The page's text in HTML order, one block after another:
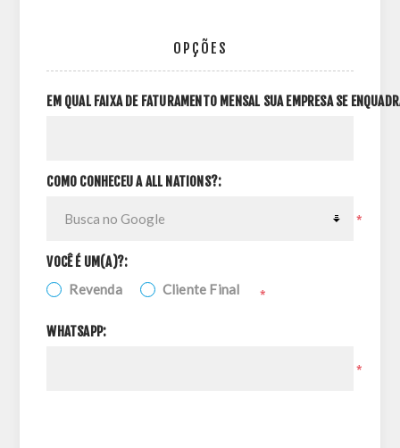
OPÇÕES
EM QUAL FAIXA DE FATURAMENTO MENSAL SUA EMPRESA SE
COMO CONHECEU A ALL NATIONS?:
*
VOCÊ É UM(A)?:
Revenda Cliente Final *
WHATSAPP:
*